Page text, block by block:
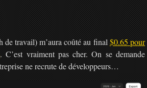
de travail) m’aura coûté au final$0.65 pour
. C’est vraiment pas cher. On se demande
ne recrute de développeurs…